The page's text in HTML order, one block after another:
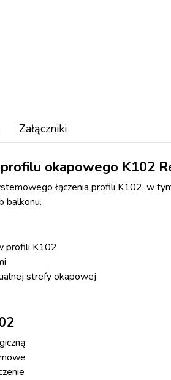
Załączniki
okapowego K102
łączenia profili K102, w
balkonu.
profili K102
strefy okapowej